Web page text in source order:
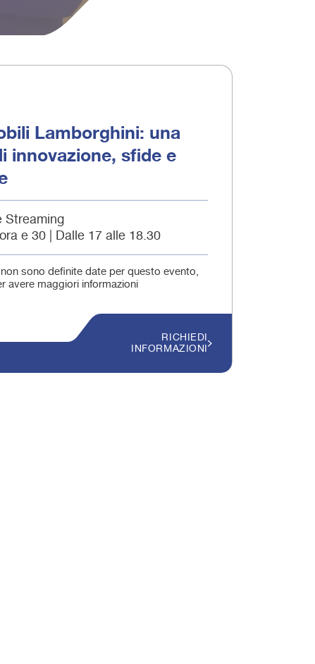
Lamborghini: una
innovazione, sfide e
Streaming
e 30 | Dalle 17 alle 18.30
sono definite date per questo evento,
avere maggiori informazioni
RICHIEDI
INFORMAZIONI